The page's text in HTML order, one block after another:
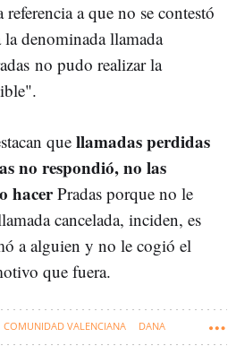
a que no se contestó
denominada llamada
no pudo realizar la
que llamadas perdidas
no respondió, no las
hacerPradas porque no le
cancelada, inciden, es
a alguien y no le cogió el
que fuera.
COMUNIDAD VALENCIANA DANA